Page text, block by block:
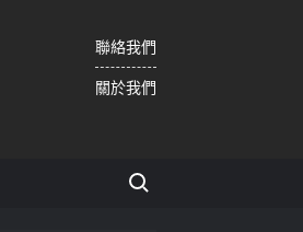
聯絡我們
關於我們
Search for: